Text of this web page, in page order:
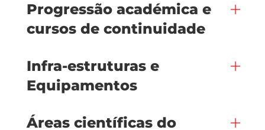
Progressão académica e
cursos de continuidade
Infra-estruturas e
Equipamentos
Áreas científicas do